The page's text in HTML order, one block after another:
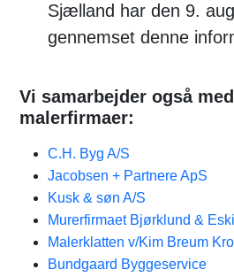
Sjælland har den 9.
gennemset denne
Vi samarbejder også
malerfirmaer:
C.H. Byg A/S
Jacobsen + Partnere ApS
Kusk & søn A/S
Murerfirmaet Bjørklund &
Malerklatten v/Kim Breum
Bundgaard Byggeservice